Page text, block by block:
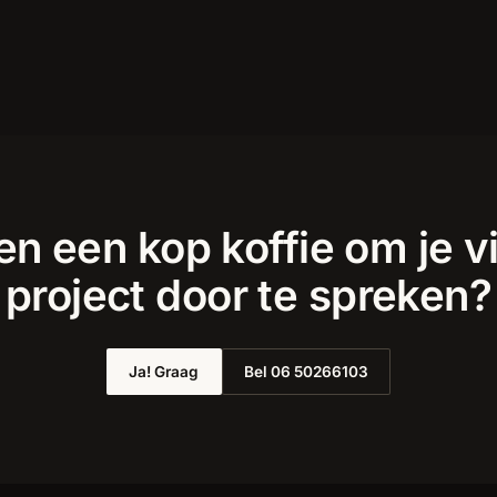
een kop koffie om je
project door te spreken?
Ja! Graag Bel 06 50266103